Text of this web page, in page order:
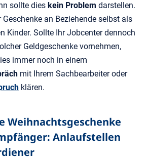
sollte dies kein Problem darstellen.
an Beziehende selbst als
Kinder. Sollte Ihr Jobcenter dennoch
Geldgeschenke vornehmen,
immer noch in einem
mit Ihrem Sachbearbeiter oder
klären.
Weihnachtsgeschenke
Anlaufstellen